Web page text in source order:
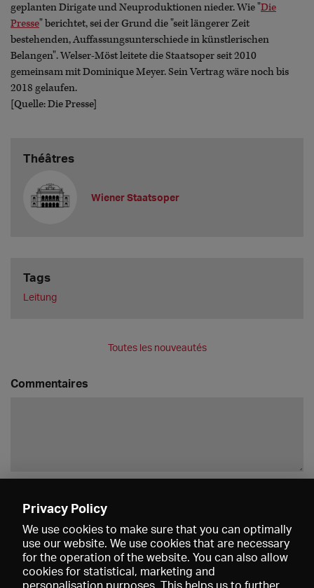
geplanten Dirigate und Neuproduktionen nieder. Wie "Die
Presse" berichtet, sei der Grund die "seit längerer Zeit
bestehenden, Auffassungsunterschiede in künstlerischen
Belangen". Welser-Möst leitete die Staatsoper seit 2010
gemeinsam mit Dominique Meyer. Sein Vertrag wäre noch bis
2018 gelaufen.
[Quelle: Die Presse]
Théâtres
Wiener Staatsoper
Tags
Leitung
Toutes les nouveautés
Commentaires
Privacy Policy
We use cookies to make sure that you can optimally
use our website. We use cookies that are necessary
for the operation of the website. You can also allow
cookies for statistical, marketing and
personalisation purposes. This helps us to further